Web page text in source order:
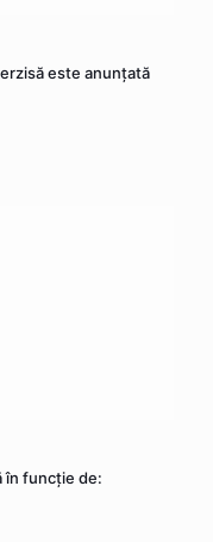
este anunțată
în funcție de: